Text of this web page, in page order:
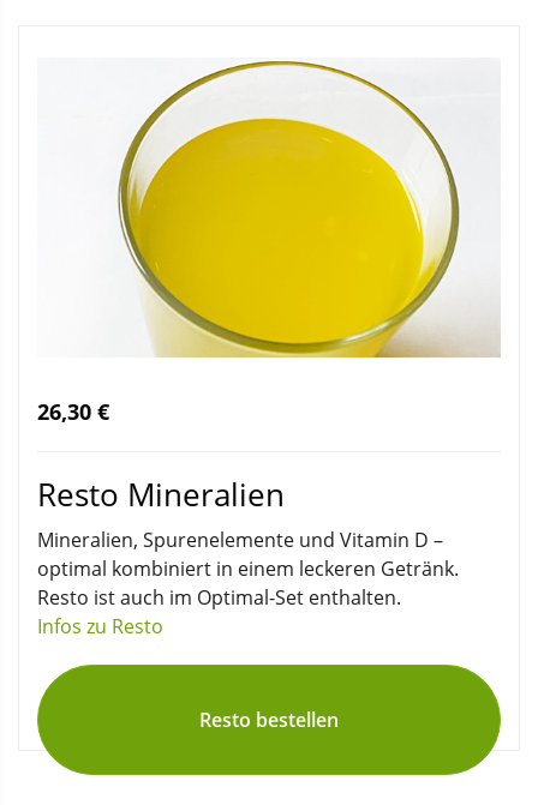
26,30 €
Resto Mineralien
Mineralien, Spurenelemente und Vitamin D –
optimal kombiniert in einem leckeren Getränk.
Resto ist auch im Optimal-Set enthalten.
Infos zu Resto
Resto bestellen